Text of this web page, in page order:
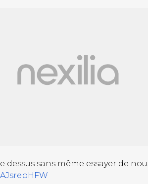
dessus sans même essayer de